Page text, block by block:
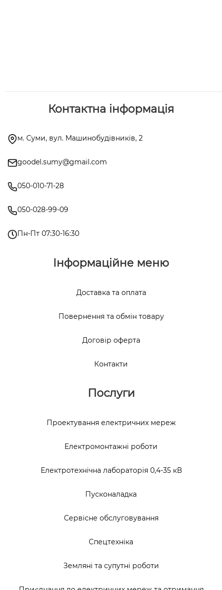
Контактна інформація
м. Суми, вул. Машинобудівників, 2
goodel.sumy@gmail.com
050-010-71-28
050-028-99-09
Пн-Пт 07:30-16:30
Інформаційне меню
Доставка та оплата
Повернення та обмін товару
Договір оферта
Контакти
Послуги
Проектування електричних мереж
Електромонтажні роботи
Електротехнічна лабораторія 0,4-35 кВ
Пусконаладка
Сервісне обслуговування
Спецтехніка
Земляні та супутні роботи